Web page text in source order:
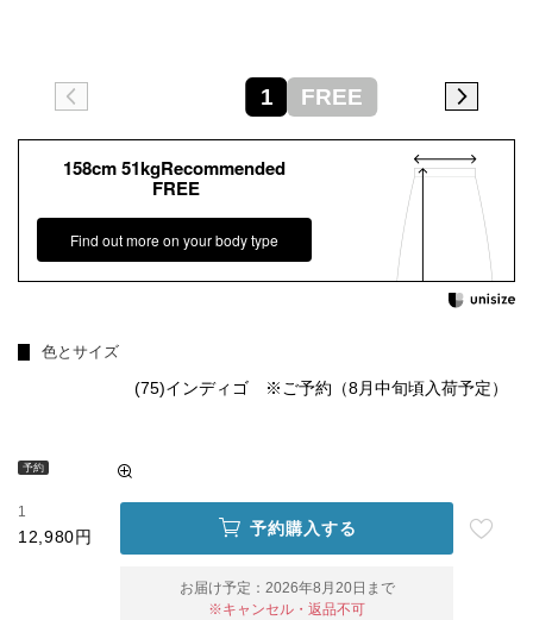
1 FREE
158cm 51kgRecommended
FREE
Find out more on your body type
色とサイズ
予約
(75)インディゴ ※ご予約（8月中旬頃入荷予定）
1
12,980円 予約購入する
お届け予定： 2026年8月20日まで
※キャンセル・返品不可